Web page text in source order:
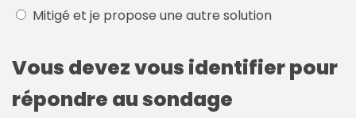
Mitigé et je propose une autre solution
Vous devez vous identifier pour
répondre au sondage